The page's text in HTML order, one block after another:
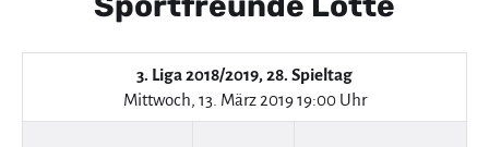
3. Liga 2018/2019, 28. Spieltag
Mittwoch, 13. März 2019 19:00 Uhr